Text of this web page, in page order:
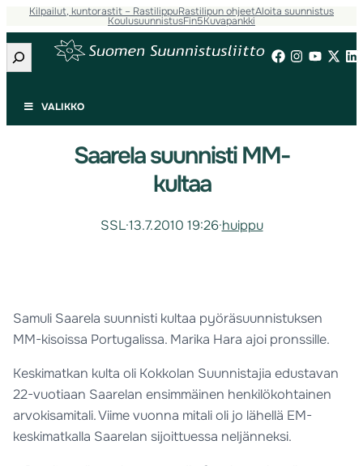
Kilpailut, kuntorastit – RastilippuRastilipun ohjeetAloita suunnistus
KoulusuunnistusFin5Kuvapankki
Etsi
VALIKKO
Saarela suunnisti MM-
kultaa
SSL·13.7.2010 19:26·huippu
Samuli Saarela suunnisti kultaa pyöräsuunnistuksen
MM-kisoissa Portugalissa. Marika Hara ajoi pronssille.
Keskimatkan kulta oli Kokkolan Suunnistajia edustavan
22-vuotiaan Saarelan ensimmäinen henkilökohtainen
arvokisamitali. Viime vuonna mitali oli jo lähellä EM-
keskimatkalla Saarelan sijoittuessa neljänneksi.